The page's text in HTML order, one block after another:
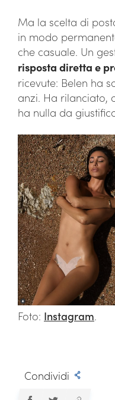
Ma la scelta di
in modo
che casuale. Un
risposta diretta e
ricevute: Belen ha
anzi. Ha rilanciato,
ha nulla da
Foto: Instagram.
Condividi